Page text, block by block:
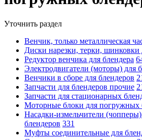
Уточнить раздел
Венчик, только металлическая
Диски нарезки, терки, шинковки
Редуктор венчика для блендера
Электродвигатели (моторы) для
Венчики в сборе для блендеров
Запчасти для блендеров прочие
Запчасти для стационарных
Моторные блоки для погружных
Насадки-измельчители
блендеров 331
Муфты соединительные для